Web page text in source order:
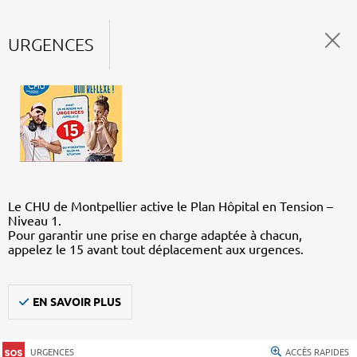
URGENCES
Le CHU de Montpellier active le Plan Hôpital en Tension –
Niveau 1.
Pour garantir une prise en charge adaptée à chacun,
appelez le 15 avant tout déplacement aux urgences.
EN SAVOIR PLUS
URGENCES ACCÈS RAPIDES